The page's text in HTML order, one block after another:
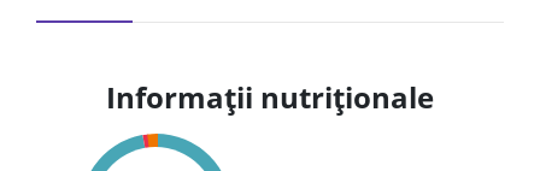
Informații nutriționale